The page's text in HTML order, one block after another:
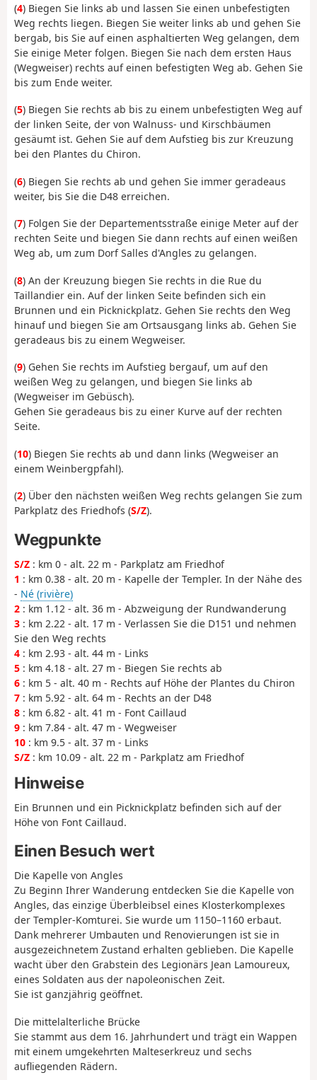
(4) Biegen Sie links ab und lassen Sie einen unbefestigten
Weg rechts liegen. Biegen Sie weiter links ab und gehen Sie
bergab, bis Sie auf einen asphaltierten Weg gelangen, dem
Sie einige Meter folgen. Biegen Sie nach dem ersten Haus
(Wegweiser) rechts auf einen befestigten Weg ab. Gehen Sie
bis zum Ende weiter.
(5) Biegen Sie rechts ab bis zu einem unbefestigten Weg auf
der linken Seite, der von Walnuss- und Kirschbäumen
gesäumt ist. Gehen Sie auf dem Aufstieg bis zur Kreuzung
bei den Plantes du Chiron.
(6) Biegen Sie rechts ab und gehen Sie immer geradeaus
weiter, bis Sie die D48 erreichen.
(7) Folgen Sie der Departementsstraße einige Meter auf der
rechten Seite und biegen Sie dann rechts auf einen weißen
Weg ab, um zum Dorf Salles d'Angles zu gelangen.
(8) An der Kreuzung biegen Sie rechts in die Rue du
Taillandier ein. Auf der linken Seite befinden sich ein
Brunnen und ein Picknickplatz. Gehen Sie rechts den Weg
hinauf und biegen Sie am Ortsausgang links ab. Gehen Sie
geradeaus bis zu einem Wegweiser.
(9) Gehen Sie rechts im Aufstieg bergauf, um auf den
weißen Weg zu gelangen, und biegen Sie links ab
(Wegweiser im Gebüsch).
Gehen Sie geradeaus bis zu einer Kurve auf der rechten
Seite.
(10) Biegen Sie rechts ab und dann links (Wegweiser an
einem Weinbergpfahl).
(2) Über den nächsten weißen Weg rechts gelangen Sie zum
Parkplatz des Friedhofs (S/Z).
Wegpunkte
S/Z : km 0 - alt. 22 m - Parkplatz am Friedhof
1 : km 0.38 - alt. 20 m - Kapelle der Templer. In der Nähe des
- Né (rivière)
2 : km 1.12 - alt. 36 m - Abzweigung der Rundwanderung
3 : km 2.22 - alt. 17 m - Verlassen Sie die D151 und nehmen
Sie den Weg rechts
4 : km 2.93 - alt. 44 m - Links
5 : km 4.18 - alt. 27 m - Biegen Sie rechts ab
6 : km 5 - alt. 40 m - Rechts auf Höhe der Plantes du Chiron
7 : km 5.92 - alt. 64 m - Rechts an der D48
8 : km 6.82 - alt. 41 m - Font Caillaud
9 : km 7.84 - alt. 47 m - Wegweiser
10 : km 9.5 - alt. 37 m - Links
S/Z : km 10.09 - alt. 22 m - Parkplatz am Friedhof
Hinweise
Ein Brunnen und ein Picknickplatz befinden sich auf der
Höhe von Font Caillaud.
Einen Besuch wert
Die Kapelle von Angles
Zu Beginn Ihrer Wanderung entdecken Sie die Kapelle von
Angles, das einzige Überbleibsel eines Klosterkomplexes
der Templer-Komturei. Sie wurde um 1150–1160 erbaut.
Dank mehrerer Umbauten und Renovierungen ist sie in
ausgezeichnetem Zustand erhalten geblieben. Die Kapelle
wacht über den Grabstein des Legionärs Jean Lamoureux,
eines Soldaten aus der napoleonischen Zeit.
Sie ist ganzjährig geöffnet.
Die mittelalterliche Brücke
Sie stammt aus dem 16. Jahrhundert und trägt ein Wappen
mit einem umgekehrten Malteserkreuz und sechs
aufliegenden Rädern.